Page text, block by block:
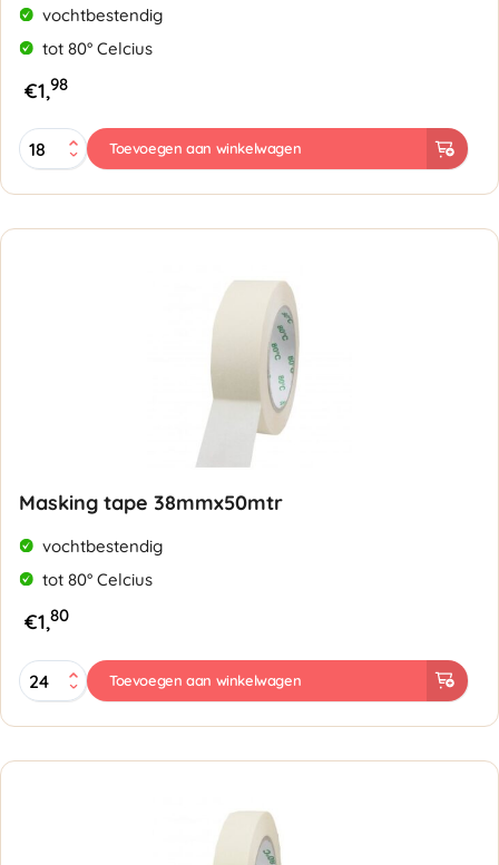
vochtbestendig
tot 80° Celcius
€1,98
Masking
tape
Toevoegen aan winkelwagen
Masking tape 38mmx50mtr
vochtbestendig
tot 80° Celcius
€1,80
Masking
tape
aantal
Toevoegen aan winkelwagen